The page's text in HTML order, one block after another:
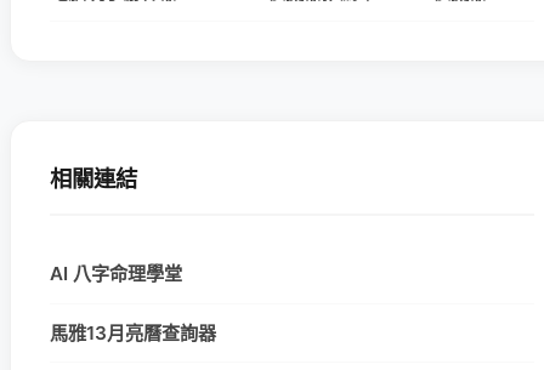
相關連結
AI 八字命理學堂
馬雅13月亮曆查詢器